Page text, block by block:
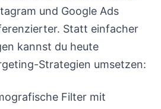
und Google Ads
Statt einfacher
kannst du heute
Strategien umsetzen:
Filter mit